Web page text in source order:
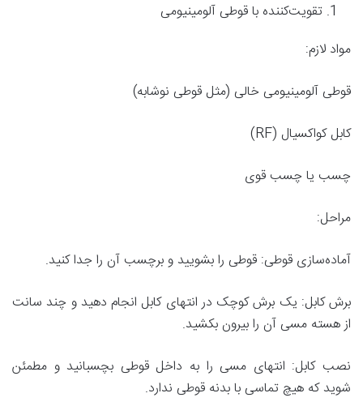
تقویت‌کننده با قوطی آلومینیومی
مواد لازم:
قوطی آلومینیومی خالی (مثل قوطی نوشابه)
کابل کواکسیال (RF)
چسب یا چسب قوی
مراحل:
آماده‌سازی قوطی: قوطی را بشویید و برچسب آن را جدا کنید.
برش کابل: یک برش کوچک در انتهای کابل انجام دهید و چند سانت
از هسته مسی آن را بیرون بکشید.
نصب کابل: انتهای مسی را به داخل قوطی بچسبانید و مطمئن
شوید که هیچ تماسی با بدنه قوطی ندارد.